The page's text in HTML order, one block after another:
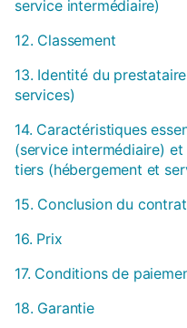
service intermédiaire)
12. Classement
13. Identité du
services)
14. Caractéristiques
(service intermédiaire)
tiers (hébergement et
15. Conclusion du contrat
16. Prix
17. Conditions de
18. Garantie